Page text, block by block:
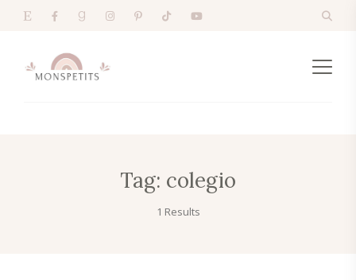
Tag: colegio
1 Results